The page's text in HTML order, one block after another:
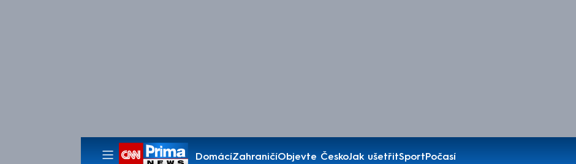
DomácíZahraničíObjevte ČeskoJak ušetřitSportPočasí